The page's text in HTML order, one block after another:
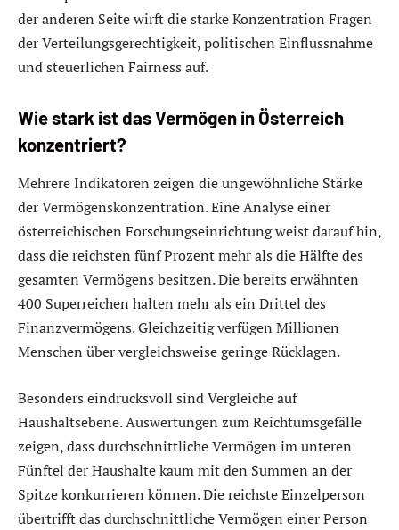
der anderen Seite wirft die starke Konzentration Fragen
der Verteilungsgerechtigkeit, politischen Einflussnahme
und steuerlichen Fairness auf.
Wie stark ist das Vermögen in Österreich
konzentriert?
Mehrere Indikatoren zeigen die ungewöhnliche Stärke
der Vermögenskonzentration. Eine Analyse einer
österreichischen Forschungseinrichtung weist darauf hin,
dass die reichsten fünf Prozent mehr als die Hälfte des
gesamten Vermögens besitzen. Die bereits erwähnten
400 Superreichen halten mehr als ein Drittel des
Finanzvermögens. Gleichzeitig verfügen Millionen
Menschen über vergleichsweise geringe Rücklagen.
Besonders eindrucksvoll sind Vergleiche auf
Haushaltsebene. Auswertungen zum Reichtumsgefälle
zeigen, dass durchschnittliche Vermögen im unteren
Fünftel der Haushalte kaum mit den Summen an der
Spitze konkurrieren können. Die reichste Einzelperson
übertrifft das durchschnittliche Vermögen einer Person